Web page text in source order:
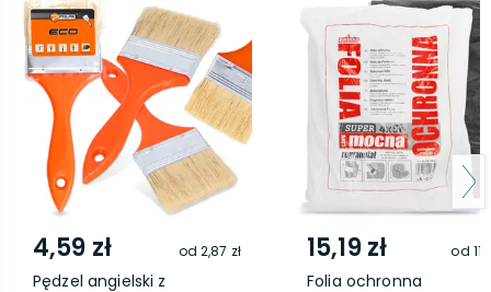
4,59 zł od2,87 zł
Pędzel angielski z
15,19 zł od
Folia ochronna